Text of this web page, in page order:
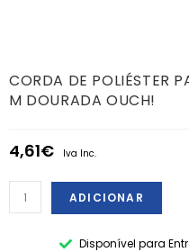
CORDA DE POLIÉSTER
M DOURADA OUCH!
4,61€ Iva Inc.
ADICIONAR
Disponível para